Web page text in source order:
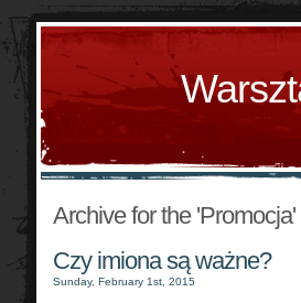
Archive for the
Czy imiona są ważne?
Sunday, February 1st, 2015